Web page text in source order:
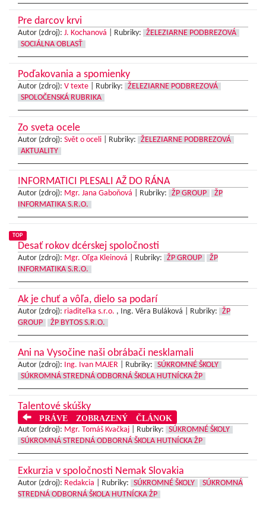
Pre darcov krvi
Autor (zdroj): J. Kochanová Rubriky:
ŽELEZIARNE PODBREZOVÁ
SOCIÁLNA OBLASŤ
Poďakovania a spomienky
Autor (zdroj): V texte Rubriky:
ŽELEZIARNE PODBREZOVÁ
SPOLOČENSKÁ RUBRIKA
Zo sveta ocele
Autor (zdroj): Svět o oceli Rubriky:
ŽELEZIARNE PODBREZOVÁ
AKTUALITY
INFORMATICI PLESALI AŽ DO RÁNA
Autor (zdroj): Mgr. Jana Gaboňová Rubriky: ŽP GROUP
ŽP
INFORMATIKA S.R.O.
TOP
Desať rokov dcérskej spoločnosti
Autor (zdroj): Mgr. Oľga Kleinová Rubriky: ŽP GROUP
ŽP
INFORMATIKA S.R.O.
Ak je chuť a vôľa, dielo sa podarí
Autor (zdroj): riaditeľka s.r.o. , Ing. Věra Buláková | Rubriky:
ŽP
GROUP
ŽP BYTOS S.R.O.
Ani na Vysočine naši obrábači nesklamali
Autor (zdroj): Ing. Ivan MAJER Rubriky:
SÚKROMNÉ ŠKOLY
SÚKROMNÁ STREDNÁ ODBORNÁ ŠKOLA HUTNÍCKA ŽP
Talentové skúšky
PRÁVE ZOBRAZENÝ ČLÁNOK
Autor (zdroj): Mgr. Tomáš Kvačkaj Rubriky:
SÚKROMNÉ ŠKOLY
SÚKROMNÁ STREDNÁ ODBORNÁ ŠKOLA HUTNÍCKA ŽP
Exkurzia v spoločnosti Nemak Slovakia
Autor (zdroj): Redakcia Rubriky: SÚKROMNÉ ŠKOLY
SÚKROMNÁ
STREDNÁ ODBORNÁ ŠKOLA HUTNÍCKA ŽP